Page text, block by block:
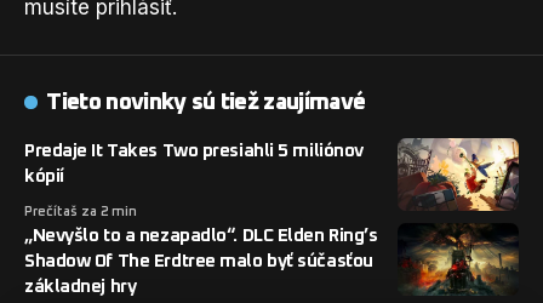
musíte prihlásiť.
Tieto novinky sú tiež zaujímavé
Predaje It Takes Two presiahli 5 miliónov
kópií
Prečítaš za 2 min
„Nevyšlo to a nezapadlo“. DLC Elden Ring’s
Shadow Of The Erdtree malo byť súčasťou
základnej hry